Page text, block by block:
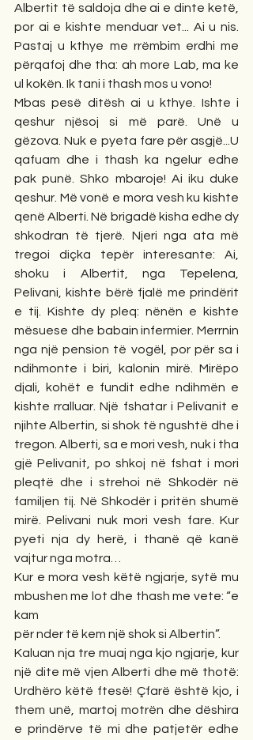
Albertit të saldoja dhe ai e dinte ketë,
por ai e kishte menduar vet... Ai u nis.
Pastaj u kthye me rrëmbim erdhi me
përqafoj dhe tha: ah more Lab, ma ke
ul kokën. Ik tani i thash mos u vono!
Mbas pesë ditësh ai u kthye. Ishte i
qeshur njësoj si më parë. Unë u
gëzova. Nuk e pyeta fare për asgjë...U
qafuam dhe i thash ka ngelur edhe
pak punë. Shko mbaroje! Ai iku duke
qeshur. Më vonë e mora vesh ku kishte
qenë Alberti. Në brigadë kisha edhe dy
shkodran të tjerë. Njeri nga ata më
tregoi diçka tepër interesante: Ai,
shoku i Albertit, nga Tepelena,
Pelivani, kishte bërë fjalë me prindërit
e tij. Kishte dy pleq: nënën e kishte
mësuese dhe babain infermier. Merrnin
nga një pension të vogël, por për sa i
ndihmonte i biri, kalonin mirë. Mirëpo
djali, kohët e fundit edhe ndihmën e
kishte rralluar. Një fshatar i Pelivanit e
njihte Albertin, si shok të ngushtë dhe i
tregon. Alberti, sa e mori vesh, nuk i tha
gjë Pelivanit, po shkoj në fshat i mori
pleqtë dhe i strehoi në Shkodër në
familjen tij. Në Shkodër i pritën shumë
mirë. Pelivani nuk mori vesh fare. Kur
pyeti nja dy herë, i thanë që kanë
vajtur nga motra…
Kur e mora vesh këtë ngjarje, sytë mu
mbushen me lot dhe thash me vete: “e
kam
për nder të kem një shok si Albertin”.
Kaluan nja tre muaj nga kjo ngjarje, kur
një dite më vjen Alberti dhe më thotë:
Urdhëro këtë ftesë! Çfarë është kjo, i
them unë, martoj motrën dhe dëshira
e prindërve të mi dhe patjetër edhe